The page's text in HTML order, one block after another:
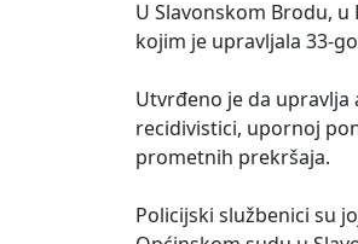
U Slavonskom Brodu,
kojim je upravljala 33-
Utvrđeno je da
recidivistici, upornoj
prometnih prekršaja.
Policijski službenici su